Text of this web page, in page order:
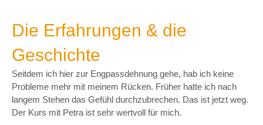
Die Erfahrungen & die
Geschichte
Seitdem ich hier zur Engpassdehnung gehe, hab ich keine
Probleme mehr mit meinem Rücken. Früher hatte ich nach
langem Stehen das Gefühl durchzubrechen. Das ist jetzt weg.
Der Kurs mit Petra ist sehr wertvoll für mich.